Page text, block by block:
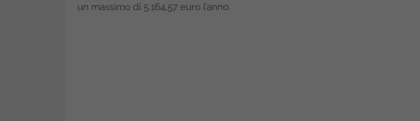
un massimo di 5.164,57 euro l’anno.